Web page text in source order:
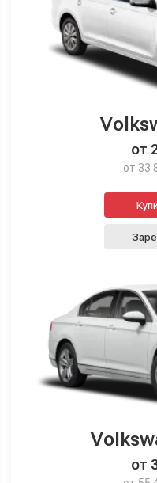
от
от 33
от